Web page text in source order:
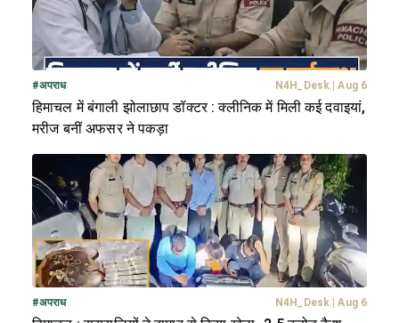
#अपराध N4H_Desk | Aug 6
हिमाचल में बंगाली झोलाछाप डॉक्टर : क्लीनिक में मिली कई दवाइयां,
मरीज बनीं अफसर ने पकड़ा
#अपराध N4H_Desk | Aug 6